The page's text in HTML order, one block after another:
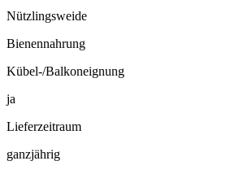
Nützlingsweide
Bienennahrung
Kübel-/Balkoneignung
ja
Lieferzeitraum
ganzjährig